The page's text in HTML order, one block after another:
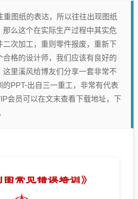
图纸的表达，所以往往出现图纸
那么这个在实际生产过程中其实危
二次加工，重则零件报废，重新下
格的设计师，我们应该有良好的
这里溪风给博友们分享一套非常不
PPT-出自三一重工，非常有代表
会员可以在文末查看下载地址，下